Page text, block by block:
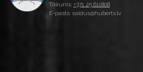
Tālrunis: +371 25 611808
E-pasts: saldus@huberts.lv